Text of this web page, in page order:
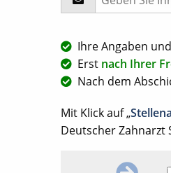
Ihre Angaben
Erst nach Ihrer
Nach dem
Mit Klick auf „
Deutscher Zahnarzt